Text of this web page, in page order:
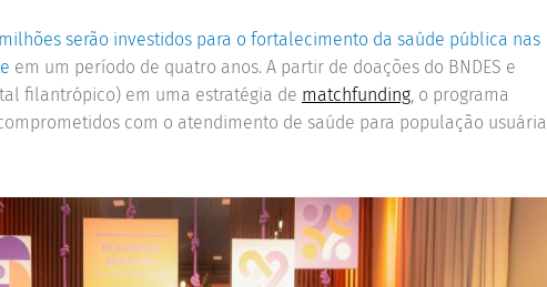
serão investidos para o fortalecimento da saúde pública nas
em um período de quatro anos. A partir de doações do BNDES e
filantrópico) em uma estratégia de matchfunding, o programa
com o atendimento de saúde para população usuária